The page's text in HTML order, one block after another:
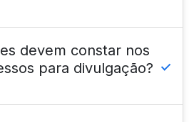
áreas, os
são os principais
devem constar nos
para divulgação?